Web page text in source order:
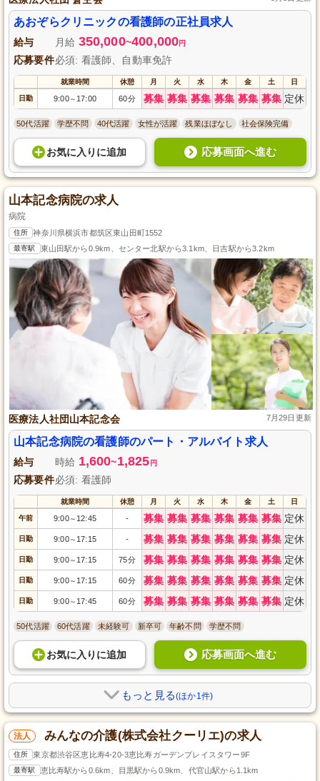
あおぞらクリニックの看護師の正社員求人
給与 月給 350,000~400,000円
応募要件必須: 看護師、自動車免許
就業時間 休憩 月 火 水 木 金 土 日
日勤 9:00～ 17:00 60分 募集 募集 募集 募集 募集 募集 定休
50代活躍 学歴不問 40代活躍 女性が活躍 残業ほぼなし 社会保険完備
お気に入り に追加 応募画面へ進む
山本記念病院の求人
病院
住所 神奈川県横浜市都筑区東山田町1552
最寄駅 東山田駅から0.9km、センター北駅から3.1km、日吉駅から3.2km
医療法人社団山本記念会 7月29日更新
山本記念病院の看護師のパート・アルバイト求人
給与 時給 1,600~1,825 円
応募要件必須: 看護師
就業時間 休憩 月 火 水 木 金 土 日
午前 9:00～ 12:45 - 募集 募集 募集 募集 募集 募集 定休
日勤 9:00～ 17:15 - 募集 募集 募集 募集 募集 募集 定休
日勤 9:00～ 17:15 75分 募集 募集 募集 募集 募集 募集 定休
日勤 9:00～ 17:15 60分 募集 募集 募集 募集 募集 募集 定休
日勤 9:00～ 17:45 60分 募集 募集 募集 募集 募集 募集 定休
50代活躍 60代活躍 未経験可 新卒可 年齢不問 学歴不問
お気に入り に追加 応募画面へ進む
もっと見る(ほか1件)
法人 みんなの介護(株式会社クーリエ)の求人
住所 東京都渋谷区恵比寿4-20-3恵比寿ガーデンプレイスタワー9F
最寄駅 恵比寿駅から0.6km、目黒駅から0.9km、代官山駅から1.1km